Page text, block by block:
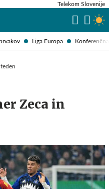
Liga Europa
Telekom Slovenije
Zeca in